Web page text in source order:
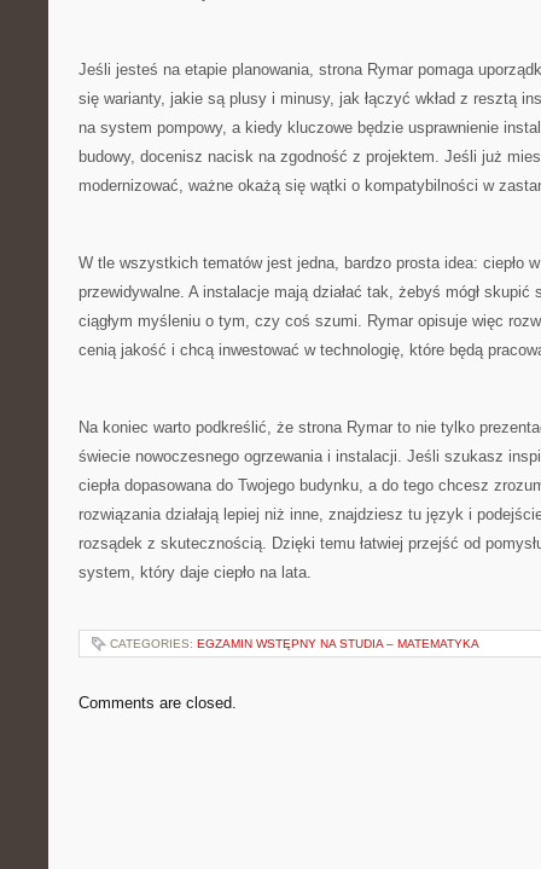
Jeśli jesteś na etapie planowania, strona Rymar pomaga
się warianty, jakie są plusy i minusy, jak łączyć wkład z resztą
na system pompowy, a kiedy kluczowe będzie usprawnienie
budowy, docenisz nacisk na zgodność z projektem. Jeśli już
modernizować, ważne okażą się wątki o kompatybilności w
W tle wszystkich tematów jest jedna, bardzo prosta idea: ciepło
przewidywalne. A instalacje mają działać tak, żebyś mógł skupić
ciągłym myśleniu o tym, czy coś szumi. Rymar opisuje więc
cenią jakość i chcą inwestować w technologię, które będą
Na koniec warto podkreślić, że strona Rymar to nie tylko
świecie nowoczesnego ogrzewania i instalacji. Jeśli szukasz
ciepła dopasowana do Twojego budynku, a do tego chcesz
rozwiązania działają lepiej niż inne, znajdziesz tu język i
rozsądek z skutecznością. Dzięki temu łatwiej przejść od
system, który daje ciepło na lata.
CATEGORIES: EGZAMIN WSTĘPNY NA STUDIA – MATEMATYKA
Comments are closed.